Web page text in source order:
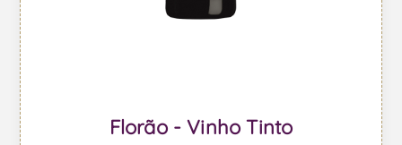
Florão - Vinho Tinto